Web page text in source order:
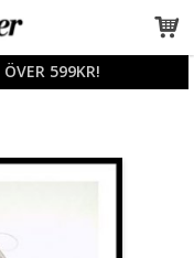
599KR!